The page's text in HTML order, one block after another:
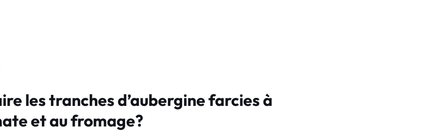
les tranches d’aubergine farcies à
et au fromage?